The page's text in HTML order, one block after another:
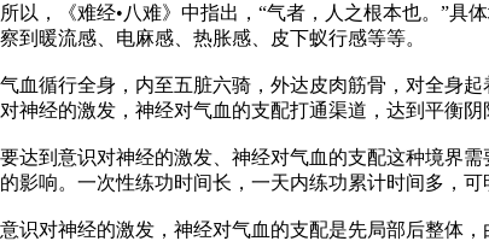
所以，《难经•八难》中指出，“气者，人之根本也。”
察到暖流感、电麻感、热胀感、皮下蚁行感等等。
气血循行全身，内至五脏六骑，外达皮肉筋骨，对全身
对神经的激发，神经对气血的支配打通渠道，达到平衡
要达到意识对神经的激发、神经对气血的支配这种境界
的影响。一次性练功时间长，一天内练功累计时间多，
意识对神经的激发，神经对气血的支配是先局部后整体